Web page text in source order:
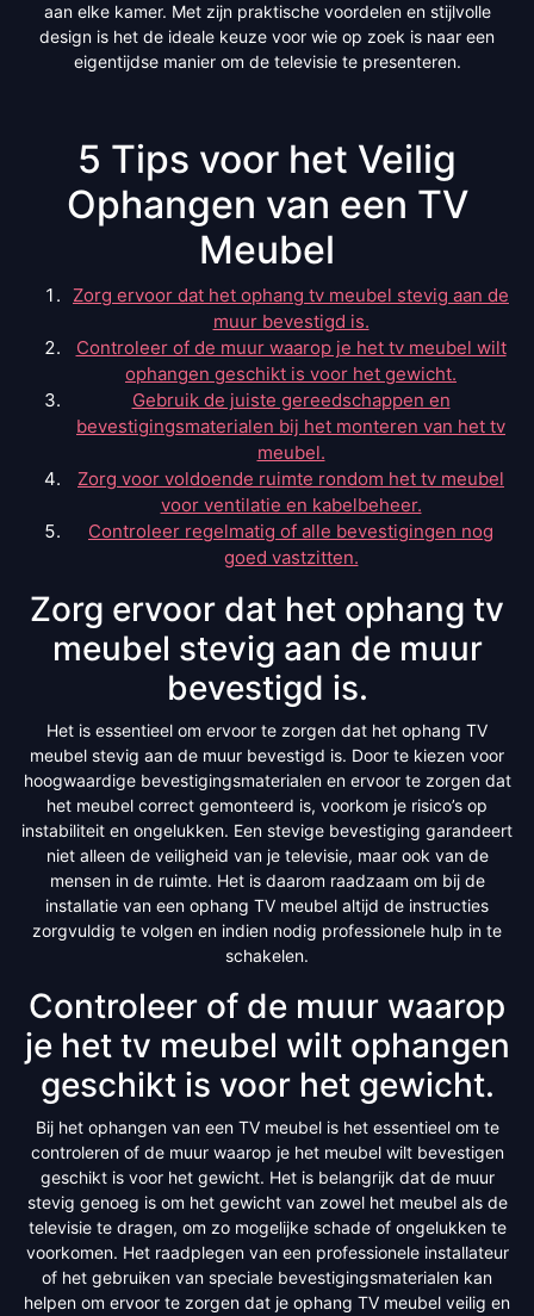
aan elke kamer. Met zijn praktische voordelen en stijlvolle
design is het de ideale keuze voor wie op zoek is naar een
eigentijdse manier om de televisie te presenteren.
5 Tips voor het Veilig
Ophangen van een TV
Meubel
Zorg ervoor dat het ophang tv meubel stevig aan de
muur bevestigd is.
Controleer of de muur waarop je het tv meubel wilt
ophangen geschikt is voor het gewicht.
Gebruik de juiste gereedschappen en
bevestigingsmaterialen bij het monteren van het tv
meubel.
Zorg voor voldoende ruimte rondom het tv meubel
voor ventilatie en kabelbeheer.
Controleer regelmatig of alle bevestigingen nog
goed vastzitten.
Zorg ervoor dat het ophang tv
meubel stevig aan de muur
bevestigd is.
Het is essentieel om ervoor te zorgen dat het ophang TV
meubel stevig aan de muur bevestigd is. Door te kiezen voor
hoogwaardige bevestigingsmaterialen en ervoor te zorgen dat
het meubel correct gemonteerd is, voorkom je risico’s op
instabiliteit en ongelukken. Een stevige bevestiging garandeert
niet alleen de veiligheid van je televisie, maar ook van de
mensen in de ruimte. Het is daarom raadzaam om bij de
installatie van een ophang TV meubel altijd de instructies
zorgvuldig te volgen en indien nodig professionele hulp in te
schakelen.
Controleer of de muur waarop
je het tv meubel wilt ophangen
geschikt is voor het gewicht.
Bij het ophangen van een TV meubel is het essentieel om te
controleren of de muur waarop je het meubel wilt bevestigen
geschikt is voor het gewicht. Het is belangrijk dat de muur
stevig genoeg is om het gewicht van zowel het meubel als de
televisie te dragen, om zo mogelijke schade of ongelukken te
voorkomen. Het raadplegen van een professionele installateur
of het gebruiken van speciale bevestigingsmaterialen kan
helpen om ervoor te zorgen dat je ophang TV meubel veilig en